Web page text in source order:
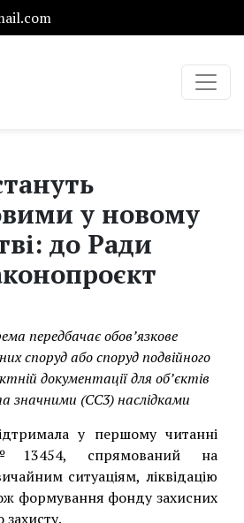
у новому
до Ради
передбачає обов’язкове
споруд або споруд подвійного
документації для об’єктів
значними (СС3) наслідками
у першому читанні
спрямований на
ситуаціям, ліквідацію
формування фонду захисних